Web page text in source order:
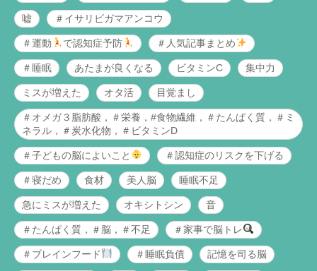
嘘 ＃イサリビガマアンコウ
＃運動 で認知症予防 ＃人気記事まとめ
＃睡眠 あたまが良くなる ビタミンC 集中力
ミスが増えた オタ活 目覚まし
＃オメガ３脂肪酸，＃栄養，#食物繊維，＃たんぱく質，＃ミ
ネラル，＃炭水化物，＃ビタミンD
＃子どもの脳によいこと ＃認知症のリスクを下げる
＃寝だめ 食材 美人脳 睡眠不足
急にミスが増えた オキシトシン 音
＃たんぱく質，＃脳，＃不足 ＃家事で脳トレ
＃ブレインフード ＃睡眠負債 記憶を司る脳